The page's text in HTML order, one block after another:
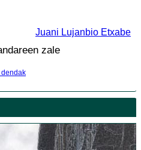
Juani Lujanbio Etxabe
zale
dendak